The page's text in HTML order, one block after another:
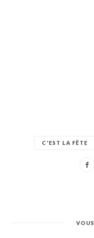
C'EST LA FÊTE